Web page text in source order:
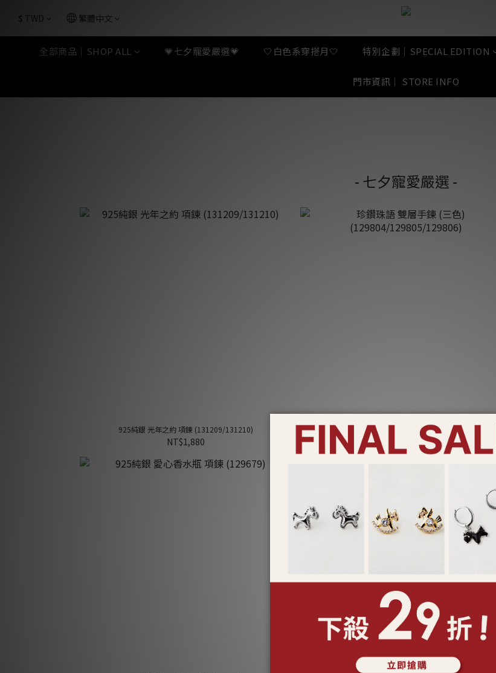
$ TWD 繁體中文
全部商品｜SHOP ALL 💗七夕寵愛嚴選💗 🤍白色系穿搭月🤍 特別企劃｜SPECIAL EDITION
門市資訊｜ STORE INFO
- 七夕寵愛嚴選 -
925純銀 光年之約 項鍊 (131209/131210)
NT$1,880
珍鑽珠語 雙層手鍊 (三色) (129804/129805/129806)
NT$490